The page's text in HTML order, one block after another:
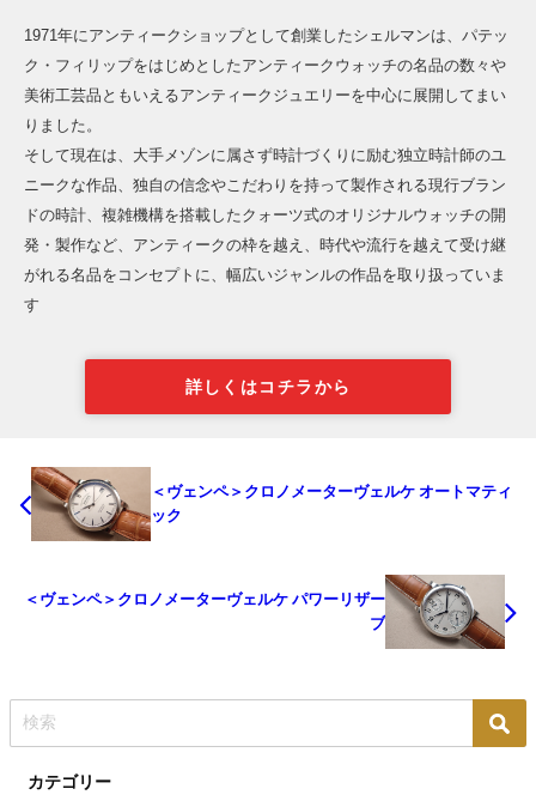
1971年にアンティークショップとして創業したシェルマンは、パテッ
ク・フィリップをはじめとしたアンティークウォッチの名品の数々や
美術工芸品ともいえるアンティークジュエリーを中心に展開してまい
りました。
そして現在は、大手メゾンに属さず時計づくりに励む独立時計師のユ
ニークな作品、独自の信念やこだわりを持って製作される現行ブラン
ドの時計、複雑機構を搭載したクォーツ式のオリジナルウォッチの開
発・製作など、アンティークの枠を越え、時代や流行を越えて受け継
がれる名品をコンセプトに、幅広いジャンルの作品を取り扱っていま
す
詳しくはコチラから
＜ヴェンペ＞クロノメーターヴェルケ オートマティ
ック
＜ヴェンペ＞クロノメーターヴェルケ パワーリザー
ブ
カテゴリー